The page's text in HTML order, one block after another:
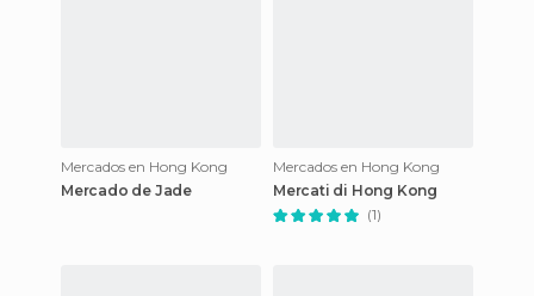
Mercados en Hong Kong
Mercado de Jade
Mercados en Hong Kong
Mercati di Hong Kong
(1)